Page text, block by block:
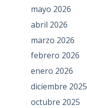
mayo 2026
abril 2026
marzo 2026
febrero 2026
enero 2026
diciembre 2025
octubre 2025